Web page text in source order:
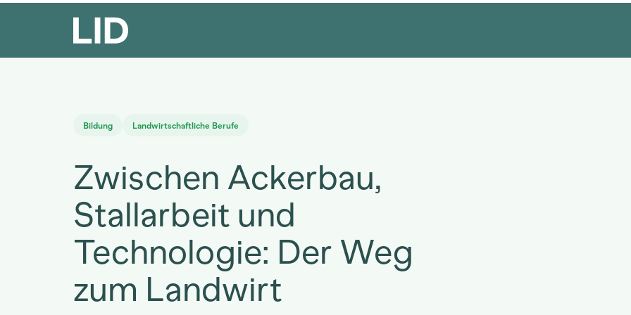
Bildung Landwirtschaftliche Berufe
Zwischen Ackerbau,
Stallarbeit und
Technologie: Der Weg
zum Landwirt